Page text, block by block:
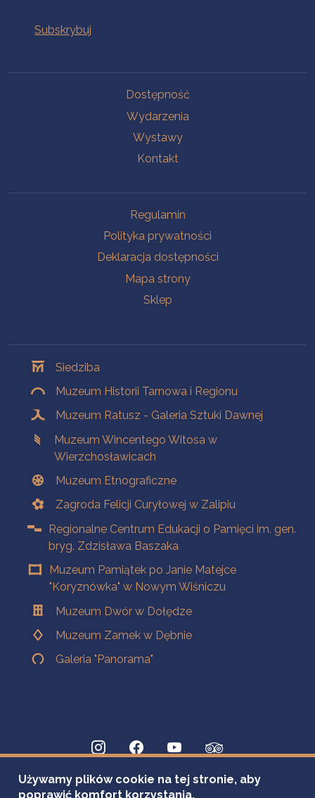
Dostępność
Wydarzenia
Wystawy
Kontakt
Regulamin
Polityka prywatności
Deklaracja dostępności
Mapa strony
Sklep
Siedziba
Muzeum Historii Tarnowa i Regionu
Muzeum Ratusz - Galeria Sztuki Dawnej
Muzeum Wincentego Witosa w
Wierzchosławicach
Muzeum Etnograficzne
Zagroda Felicji Curyłowej w Zalipiu
Regionalne Centrum Edukacji o Pamięci im. gen.
bryg. Zdzisława Baszaka
Muzeum Pamiątek po Janie Matejce
"Koryznówka" w Nowym Wiśniczu
Muzeum Dwór w Dołędze
Muzeum Zamek w Dębnie
Galeria "Panorama"
Używamy plików cookie na tej stronie, aby
poprawić komfort korzystania.